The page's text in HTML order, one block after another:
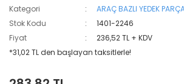
Kategori
ARAÇ BAZLI YEDEK
Stok Kodu
1401-2246
Fiyat
236,52 TL + KDV
*31,02 TL den başlayan taksitlerle!